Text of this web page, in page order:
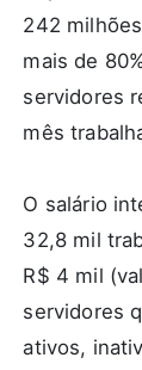
242
mais de
servidores
mês
O salário
32,8 mil
R$ 4 mil
servidores
ativos,